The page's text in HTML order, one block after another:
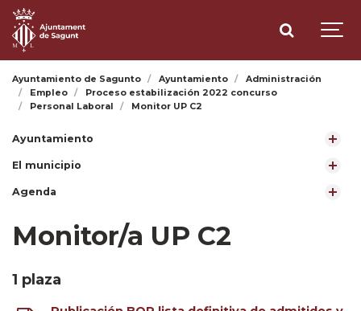
Ayuntamiento de Sagunto Ayuntamiento
Administración
Empleo
Proceso estabilización 2022 concurso
Personal Laboral
Monitor UP C2
Ayuntamiento
El municipio
Agenda
Monitor/a UP C2
1 plaza